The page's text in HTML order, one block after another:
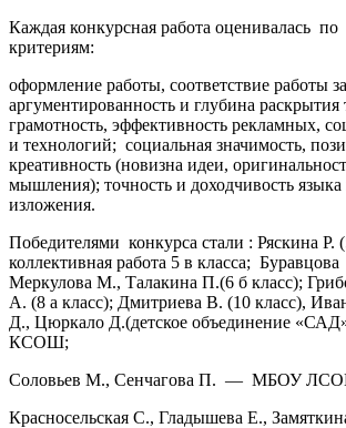
Каждая конкурсная работа оценивалась
критериям:
оформление работы, соответствие работы
аргументированность и глубина раскрытия
грамотность, эффективность рекламных,
и технологий; социальная значимость,
креативность (новизна идеи,
мышления); точность и доходчивость языка
изложения.
Победителями конкурса стали : Ряскина Р.
коллективная работа 5 в класса;
Меркулова М., Талакина П.(6 б класс);
А. (8 а класс); Дмитриева В. (10 класс),
Д., Цюркало Д.(детское объединение
КСОШ;
Соловьев М., Сенчагова П. — МБОУ
Красносельская С., Гладышева Е.,